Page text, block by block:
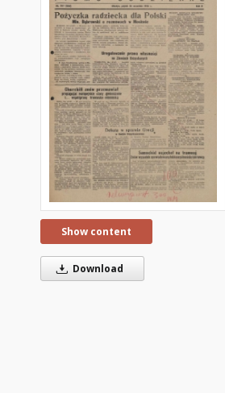
Show content
Download